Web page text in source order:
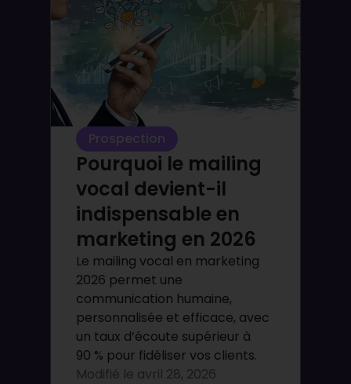
Prospection
Pourquoi le mailing
vocal devient-il
indispensable en
marketing en 2026
Le mailing vocal en marketing
2026 permet une
communication humaine,
personnalisée et efficace, avec
un taux d’écoute supérieur à
90 % pour fidéliser vos clients.
Modifié le avril 28, 2026